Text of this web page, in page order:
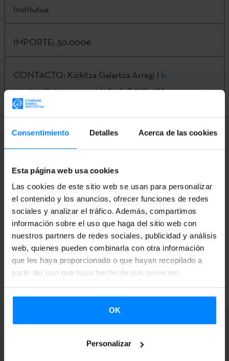
Consentimiento Detalles Acerca de las cookies
Esta página web usa cookies
Las cookies de este sitio web se usan para personalizar
el contenido y los anuncios, ofrecer funciones de redes
sociales y analizar el tráfico. Además, compartimos
información sobre el uso que haga del sitio web con
nuestros partners de redes sociales, publicidad y análisis
web, quienes pueden combinarla con otra información
que les haya proporcionado o que hayan recopilado a
partir del uso que haya hecho de sus servicios.
OK
Personalizar
Institutua
IMPORTE: 30.000€
CONTACTO: Kizkitza Galartza Arregi | k-
galartza@etxepare.eus| +34 943 023 409
NOTA: la convocatoria permanecerá abierta hasta el 31 de
diciembre o hasta que se agoten los fondos destinados a
la misma.
Información completa e inscripción en la
Electrónicadel Gobierno Vasco.
VOLVER